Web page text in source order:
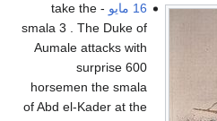
16 مايو
- take the
smala 3 . The Duke of
Aumale attacks with
surprise 600
horsemen the smala
of Abd el-Kader at the